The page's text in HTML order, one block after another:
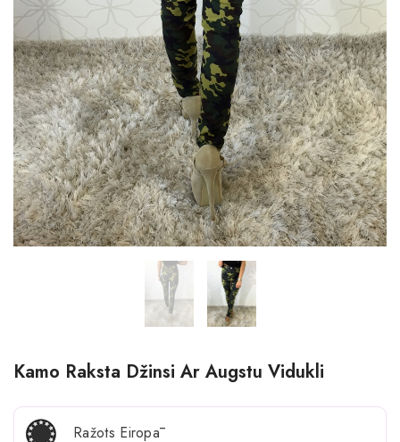
Kamo Raksta Džinsi Ar Augstu Vidukli
Ražots Eiropā